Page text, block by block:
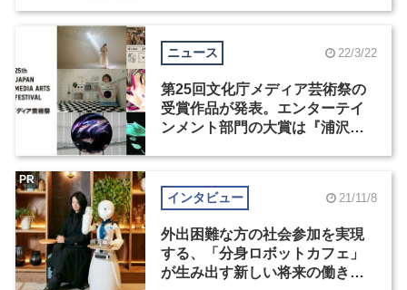
ニュース 22/3/22
第25回文化庁メディア芸術祭の
受賞作品が発表。エンターテイ
ンメント部門の大賞は『浦沢直
インタビュー 21/11/8
外出困難な方の社会参加を実現
する、「分身ロボットカフェ」
が生み出す新しい将来の働き方
PR